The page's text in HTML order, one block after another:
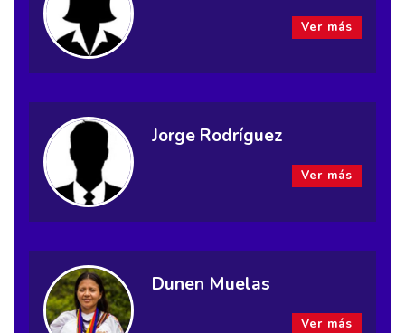
Ver más
Jorge Rodríguez
Ver más
Dunen Muelas
Ver más